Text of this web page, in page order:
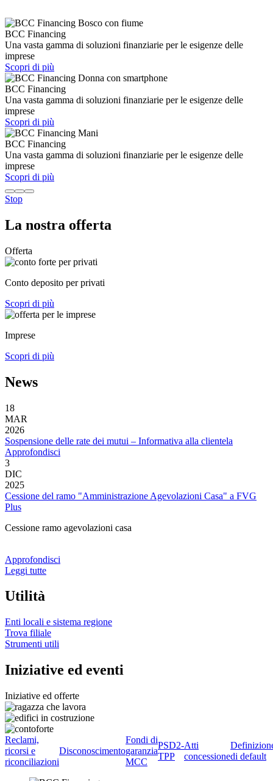
BCC Financing
Una vasta gamma di soluzioni finanziarie per le esigenze delle
imprese
Scopri di più
BCC Financing
Una vasta gamma di soluzioni finanziarie per le esigenze delle
imprese
Scopri di più
BCC Financing
Una vasta gamma di soluzioni finanziarie per le esigenze delle
imprese
Scopri di più
Stop
La nostra offerta
Offerta
Conto deposito per privati
Scopri di più
Imprese
Scopri di più
News
18
MAR
2026
Sospensione delle rate dei mutui – Informativa alla clientela
Approfondisci
3
DIC
2025
Cessione del ramo "Amministrazione Agevolazioni Casa" a FVG
Plus
Cessione ramo agevolazioni casa
Approfondisci
Leggi tutte
Utilità
Enti locali e sistema regione
Trova filiale
Strumenti utili
Iniziative ed eventi
Iniziative ed offerte
Reclami,
ricorsi e
riconciliazioni
Disconoscimento
Fondi di
garanzia
MCC
PSD2-
TPP
Atti
concessionedi default